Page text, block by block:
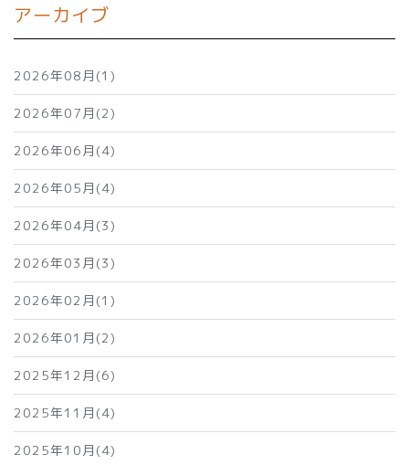
アーカイブ
2026年08月(1)
2026年07月(2)
2026年06月(4)
2026年05月(4)
2026年04月(3)
2026年03月(3)
2026年02月(1)
2026年01月(2)
2025年12月(6)
2025年11月(4)
2025年10月(4)